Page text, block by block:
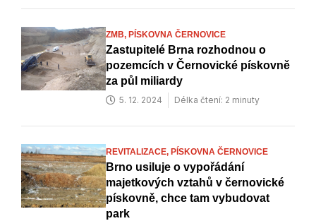
ZMB, PÍSKOVNA ČERNOVICE
Zastupitelé Brna rozhodnou o
pozemcích v Černovické pískovně
za půl miliardy
5. 12. 2024 Délka čtení: 2 minuty
REVITALIZACE, PÍSKOVNA ČERNOVICE
Brno usiluje o vypořádání
majetkových vztahů v černovické
pískovně, chce tam vybudovat
park